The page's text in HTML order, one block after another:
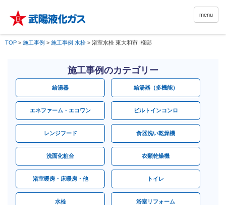
menu
TOP > 施工事例 > 施工事例 水栓 > 浴室水栓 東大和市 I様邸
施工事例のカテゴリー
給湯器 給湯器（多機能）
エネファーム・エコワン ビルトインコンロ
レンジフード 食器洗い乾燥機
洗面化粧台 衣類乾燥機
浴室暖房・床暖房・他 トイレ
水栓 浴室リフォーム